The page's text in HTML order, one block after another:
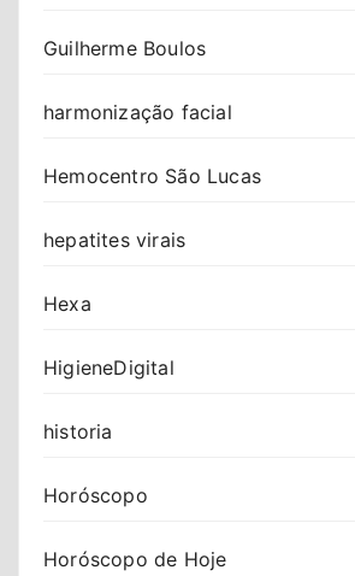
Guilherme Boulos
harmonização facial
Hemocentro São Lucas
hepatites virais
Hexa
HigieneDigital
historia
Horóscopo
Horóscopo de Hoje